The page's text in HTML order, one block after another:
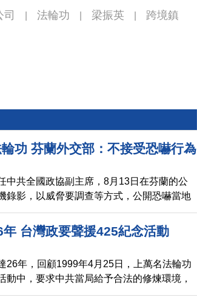
司 法輪功 梁振英
跨境鎮
功 芬蘭外交部：不接受恐嚇行為
中共全國政協副主席，8月13日在芬蘭的公
錄影，以威脅要調查等方式，公開恐嚇當地
BBC等多家國際媒體關注報導，芬蘭外交部
受任何恐嚇行為。
台灣政要聲援425紀念活動
26年，回顧1999年4月25日，上萬名法輪功
動中，要求中共當局給予合法的修煉環境，
停止。在今年的425前夕，台灣舉辦紀念活